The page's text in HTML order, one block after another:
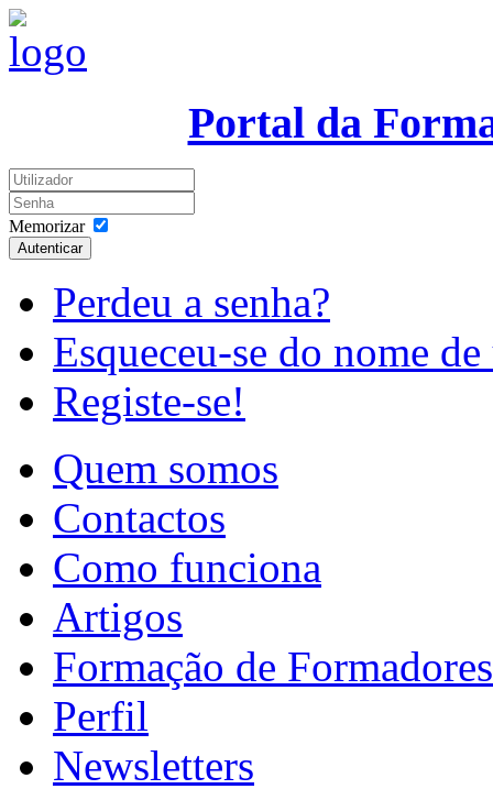
Portal da
Memorizar
Autenticar
Perdeu a senha?
Esqueceu-se do nome
Registe-se!
Quem somos
Contactos
Como funciona
Artigos
Formação de Formadores
Perfil
Newsletters